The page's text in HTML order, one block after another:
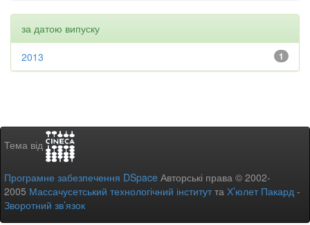
за датою випуску
1
2013
Тема від
Програмне забезпечення DSpace Авторські права © 2002-
2005 Массачусетський технологічний інститутта Х’юлет Пакард -
Зворотний зв’язок